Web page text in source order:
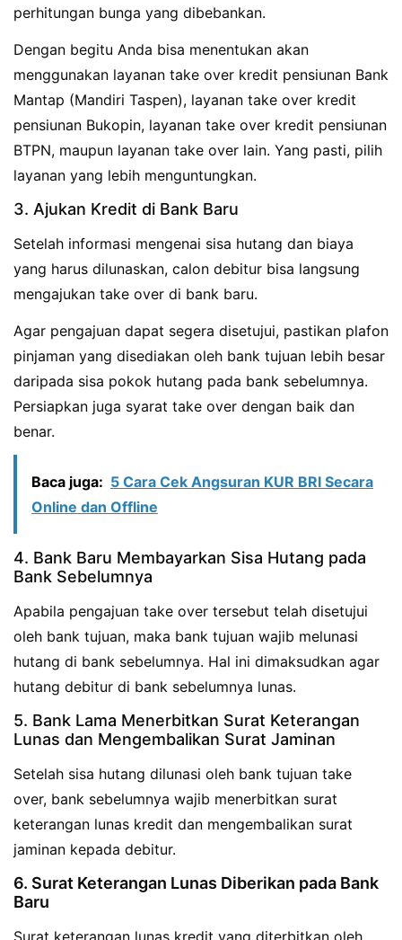
perhitungan bunga yang dibebankan.
Dengan begitu Anda bisa menentukan akan
menggunakan layanan take over kredit pensiunan Bank
Mantap (Mandiri Taspen), layanan take over kredit
pensiunan Bukopin, layanan take over kredit pensiunan
BTPN, maupun layanan take over lain. Yang pasti, pilih
layanan yang lebih menguntungkan.
3. Ajukan Kredit di Bank Baru
Setelah informasi mengenai sisa hutang dan biaya
yang harus dilunaskan, calon debitur bisa langsung
mengajukan take over di bank baru.
Agar pengajuan dapat segera disetujui, pastikan plafon
pinjaman yang disediakan oleh bank tujuan lebih besar
daripada sisa pokok hutang pada bank sebelumnya.
Persiapkan juga syarat take over dengan baik dan
benar.
Baca juga: 5 Cara Cek Angsuran KUR BRI Secara
Online dan Offline
4. Bank Baru Membayarkan Sisa Hutang pada
Bank Sebelumnya
Apabila pengajuan take over tersebut telah disetujui
oleh bank tujuan, maka bank tujuan wajib melunasi
hutang di bank sebelumnya. Hal ini dimaksudkan agar
hutang debitur di bank sebelumnya lunas.
5. Bank Lama Menerbitkan Surat Keterangan
Lunas dan Mengembalikan Surat Jaminan
Setelah sisa hutang dilunasi oleh bank tujuan take
over, bank sebelumnya wajib menerbitkan surat
keterangan lunas kredit dan mengembalikan surat
jaminan kepada debitur.
6. Surat Keterangan Lunas Diberikan pada Bank
Baru